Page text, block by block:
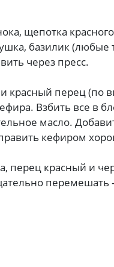
щепотка
базилик (любые
через пресс.
красный перец (по
Взбить все в
масло.
кефиром
перец красный и
перемешать -